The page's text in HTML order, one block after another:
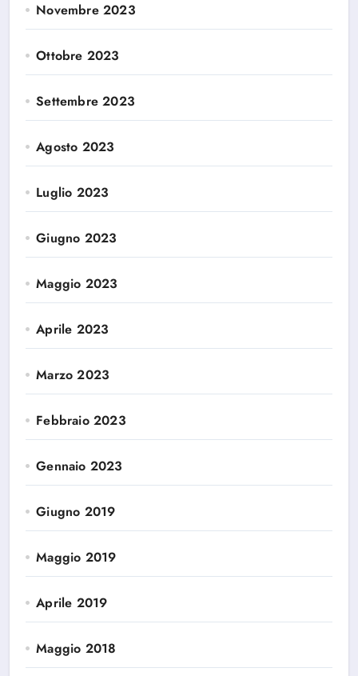
Novembre 2023
Ottobre 2023
Settembre 2023
Agosto 2023
Luglio 2023
Giugno 2023
Maggio 2023
Aprile 2023
Marzo 2023
Febbraio 2023
Gennaio 2023
Giugno 2019
Maggio 2019
Aprile 2019
Maggio 2018